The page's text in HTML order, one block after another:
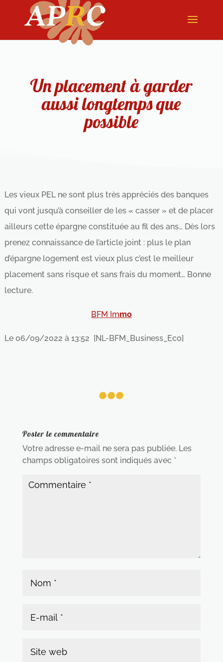
Un placement à garder
aussi longtemps que
possible
Les vieux PEL ne sont plus très appréciés des banques
qui vont jusqu’à conseiller de les « casser » et de placer
ailleurs cette épargne constituée au fil des ans… Dès lors
prenez connaissance de l’article joint : plus le plan
d’épargne logement est vieux plus c’est le meilleur
placement sans risque et sans frais du moment… Bonne
lecture.
BFM Immo
Le 06/09/2022 à 13:52 [NL-BFM_Business_Eco]
...
Poster le commentaire
Votre adresse e-mail ne sera pas publiée. Les
champs obligatoires sont indiqués avec *